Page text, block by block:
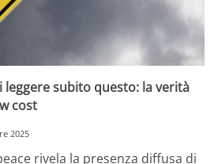
leggere subito questo: la verità
cost
2025
rivela la presenza diffusa di